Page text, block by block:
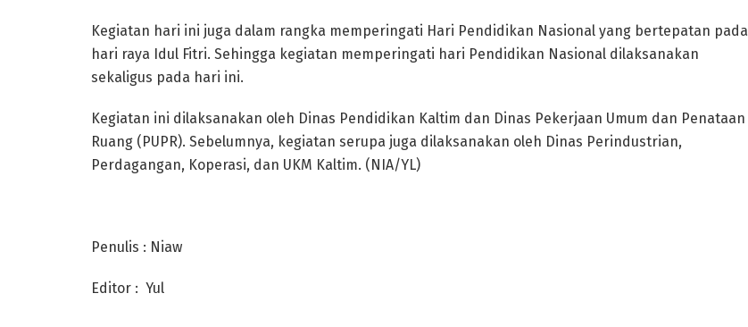
Kegiatan hari ini juga dalam rangka memperingati Hari Pendidikan Nasional yang bertepatan pada
hari raya Idul Fitri. Sehingga kegiatan memperingati hari Pendidikan Nasional dilaksanakan
sekaligus pada hari ini.
Kegiatan ini dilaksanakan oleh Dinas Pendidikan Kaltim dan Dinas Pekerjaan Umum dan Penataan
Ruang (PUPR). Sebelumnya, kegiatan serupa juga dilaksanakan oleh Dinas Perindustrian,
Perdagangan, Koperasi, dan UKM Kaltim. (NIA/YL)
Penulis : Niaw
Editor : Yul